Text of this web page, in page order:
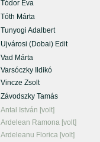
Tódor Éva
Tóth Márta
Tunyogi Adalbert
Ujvárosi (Dobai) Edit
Vad Márta
Varsóczky Ildikó
Vincze Zsolt
Závodszky Tamás
Antal István [volt]
Ardelean Ramona [volt]
Ardeleanu Florica [volt]